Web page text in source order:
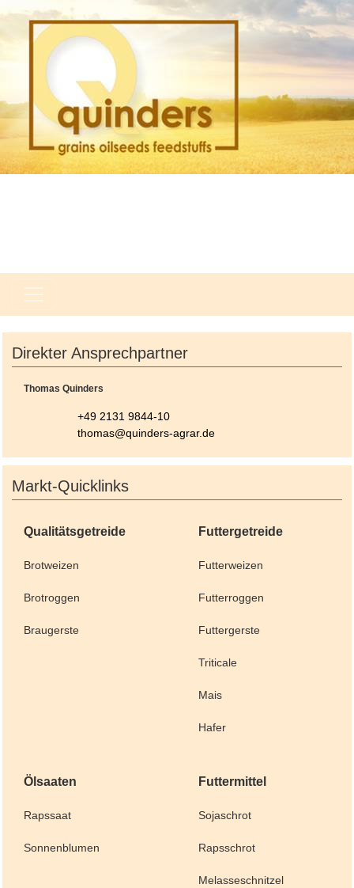
Direkter Ansprechpartner
Thomas Quinders
+49 2131 9844-10
thomas@quinders-agrar.de
Markt-Quicklinks
Qualitätsgetreide
Brotweizen
Brotroggen
Braugerste
Futtergetreide
Futterweizen
Futterroggen
Futtergerste
Triticale
Mais
Hafer
Ölsaaten
Rapssaat
Sonnenblumen
Futtermittel
Sojaschrot
Rapsschrot
Melasseschnitzel